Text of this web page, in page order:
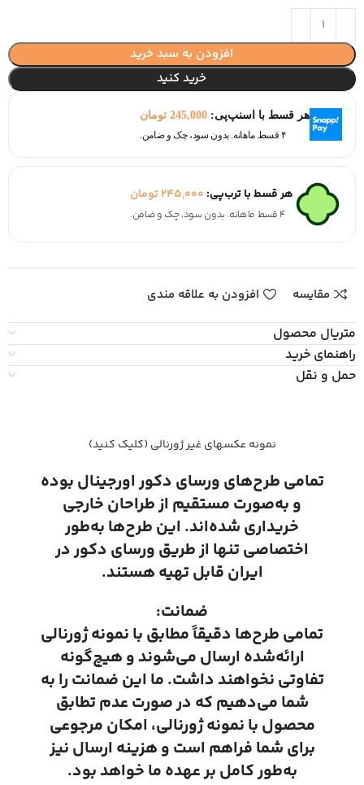
افزودن به سبد خرید
خرید کنید
هر قسط با اسنپ‌پی:245,000 تومان
۴ قسط ماهانه. بدون سود، چک و ضامن.
هر قسط با ترب‌پی: 245,000تومان
۴ قسط ماهانه. بدون سود، چک و ضامن.
مقایسه افزودن به علاقه مندی
متریال محصول
راهنمای خرید
حمل و نقل
نمونه عکسهای غیر ژورنالی (کلیک کنید)
تمامی طرح‌های ورسای دکور اورجینال بوده
و به‌صورت مستقیم از طراحان خارجی
خریداری شده‌اند. این طرح‌ها به‌طور
اختصاصی تنها از طریق ورسای دکور در
ایران قابل تهیه هستند.
ضمانت:
تمامی طرح‌ها دقیقاً مطابق با نمونه ژورنالی
ارائه‌شده ارسال می‌شوند و هیچ‌گونه
تفاوتی نخواهند داشت. ما این ضمانت را به
شما می‌دهیم که در صورت عدم تطابق
محصول با نمونه ژورنالی، امکان مرجوعی
برای شما فراهم است و هزینه ارسال نیز
به‌طور کامل بر عهده ما خواهد بود.